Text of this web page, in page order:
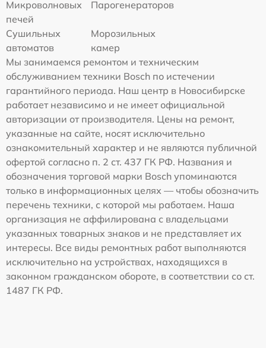
Микроволновых
печей
Парогенераторов
Сушильных
автоматов
Морозильных
камер
Мы занимаемся ремонтом и техническим
обслуживанием техники Bosch по истечении
гарантийного периода. Наш центр в Новосибирске
работает независимо и не имеет официальной
авторизации от производителя. Цены на ремонт,
указанные на сайте, носят исключительно
ознакомительный характер и не являются публичной
офертой согласно п. 2 ст. 437 ГК РФ. Названия и
обозначения торговой марки Bosch упоминаются
только в информационных целях — чтобы обозначить
перечень техники, с которой мы работаем. Наша
организация не аффилирована с владельцами
указанных товарных знаков и не представляет их
интересы. Все виды ремонтных работ выполняются
исключительно на устройствах, находящихся в
законном гражданском обороте, в соответствии со ст.
1487 ГК РФ.